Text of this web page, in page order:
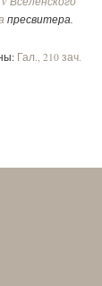
пресвитера.
Гал., 210 зач.